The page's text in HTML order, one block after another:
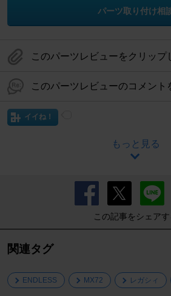
パーツ取り付け相
このパーツレビューをクリップ
このパーツレビューのコメント
イイね！
もっと見る
この記事をシェアす
関連タグ
ENDLESS MX72 レガシィ